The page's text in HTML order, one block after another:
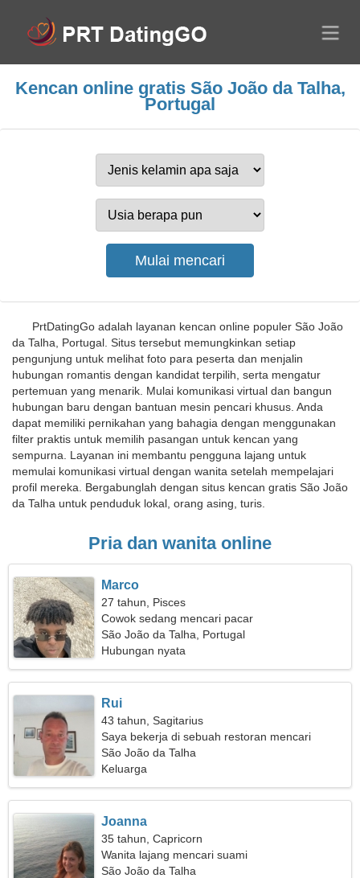
Kencan online gratis São João da Talha,
Portugal
PrtDatingGo adalah layanan kencan online populer São João
da Talha, Portugal. Situs tersebut memungkinkan setiap
pengunjung untuk melihat foto para peserta dan menjalin
hubungan romantis dengan kandidat terpilih, serta mengatur
pertemuan yang menarik. Mulai komunikasi virtual dan bangun
hubungan baru dengan bantuan mesin pencari khusus. Anda
dapat memiliki pernikahan yang bahagia dengan menggunakan
filter praktis untuk memilih pasangan untuk kencan yang
sempurna. Layanan ini membantu pengguna lajang untuk
memulai komunikasi virtual dengan wanita setelah mempelajari
profil mereka. Bergabunglah dengan situs kencan gratis São João
da Talha untuk penduduk lokal, orang asing, turis.
Pria dan wanita online
Marco
27 tahun, Pisces
Cowok sedang mencari pacar
São João da Talha, Portugal
Hubungan nyata
Rui
43 tahun, Sagitarius
Saya bekerja di sebuah restoran mencari
seorang wanita keren
São João da Talha
Keluarga
Joanna
35 tahun, Capricorn
Wanita lajang mencari suami
São João da Talha